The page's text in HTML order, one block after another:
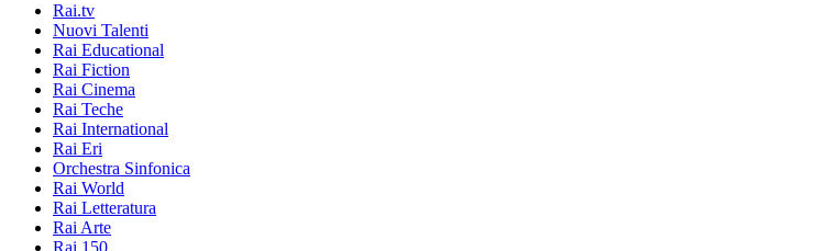
Rai.tv
Nuovi Talenti
Rai Educational
Rai Fiction
Rai Cinema
Rai Teche
Rai International
Rai Eri
Orchestra Sinfonica
Rai World
Rai Letteratura
Rai Arte
Rai 150